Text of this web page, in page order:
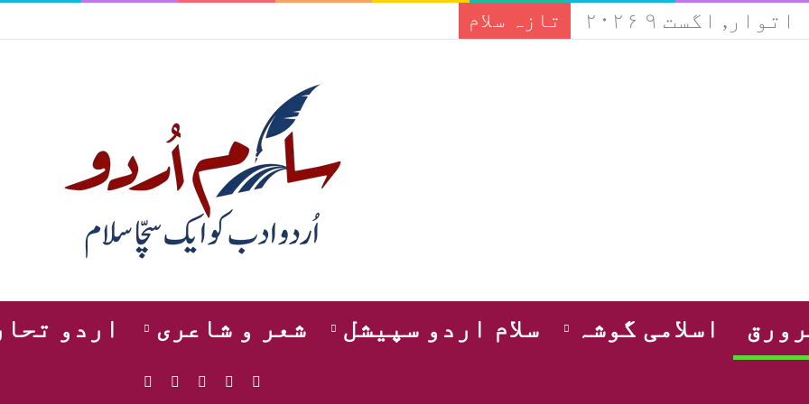
اتوار, اگست ۹ ۲۰۲۶ تازہ سلام
اسلامی گوشہ سلام اردو سپیشل شعر و شاعری اردو
Facebook
YouTube
Instagram